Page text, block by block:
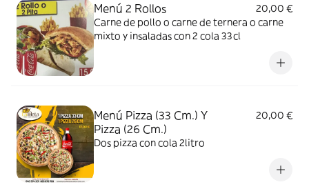
Menú 2 Rollos
20,00 €
Carne de pollo o carne de ternera o carne
mixto y insaladas con 2 cola 33cl
Menú Pizza (33 Cm.) Y
Pizza (26 Cm.)
20,00 €
Dos pizza con cola 2litro